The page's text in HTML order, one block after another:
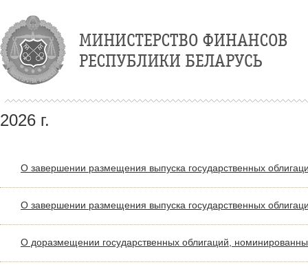
2026 г.
О завершении размещения выпуска государственных
О завершении размещения выпуска государственных
О доразмещении государственных облигаций,